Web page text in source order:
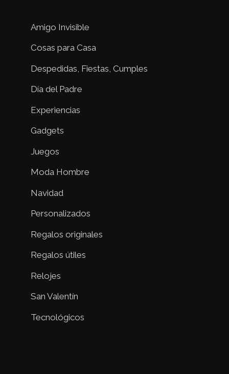
Amigo Invisible
Cosas para Casa
Despedidas, Fiestas, Cumples
Día del Padre
Experiencias
Gadgets
Juegos
Moda Hombre
Navidad
Personalizados
Regalos originales
Regalos útiles
Relojes
San Valentín
Tecnológicos